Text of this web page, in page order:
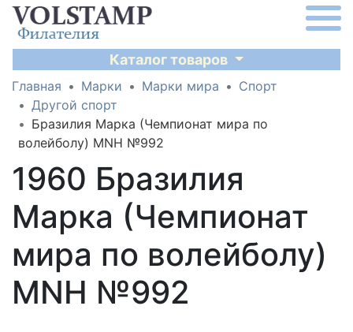
Каталог товаров
Главная Марки Марки мира
Спорт
Другой спорт
Бразилия Марка (Чемпионат мира по
волейболу) MNH №992
1960 Бразилия
Марка (Чемпионат
мира по волейболу)
MNH №992